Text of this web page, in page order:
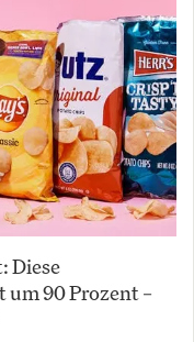
Diese
90 Prozent –